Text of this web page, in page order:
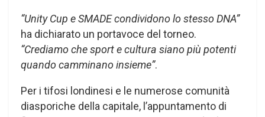
“Unity Cup e SMADE condividono lo stesso DNA”
ha dichiarato un portavoce del torneo.
“Crediamo che sport e cultura siano più potenti
quando camminano insieme”.
Per i tifosi londinesi e le numerose comunità
diasporiche della capitale, l’appuntamento di